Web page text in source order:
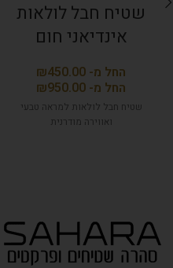
שטיח חבל לולאות
אינדיאני חום
₪
₪
שטיח חבל לולאות למראה טבעי
ואווירה מודרנית